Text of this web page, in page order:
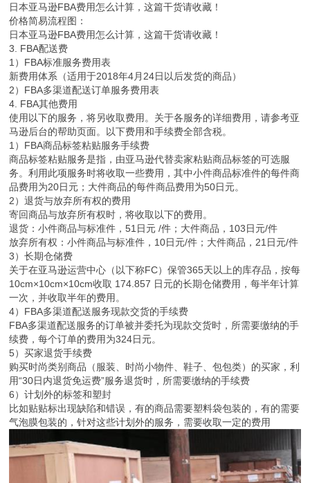
日本亚马逊FBA费用怎么计算，这篇干货请收藏！
价格简易流程图：
日本亚马逊FBA费用怎么计算，这篇干货请收藏！
3. FBA配送费
1）FBA标准服务费用表
新费用体系（适用于2018年4月24日以后发货的商品）
2）FBA多渠道配送订单服务费用表
4. FBA其他费用
使用以下的服务，将另收取费用。关于各服务的详细费用，请参考亚
马逊后台的帮助页面。以下费用和手续费全部含税。
1）FBA商品标签粘贴服务手续费
商品标签粘贴服务是指，由亚马逊代替卖家粘贴商品标签的可选服
务。利用此项服务时将收取一些费用，其中小件商品标准件的每件商
品费用为20日元；大件商品的每件商品费用为50日元。
2）退货与放弃所有权的费用
寄回商品与放弃所有权时，将收取以下的费用。
退货：小件商品与标准件，51日元 /件；大件商品，103日元/件
放弃所有权：小件商品与标准件，10日元/件；大件商品，21日元/件
3）长期仓储费
关于在亚马逊运营中心（以下称FC）保管365天以上的库存品，按每
10cm×10cm×10cm收取 174.857 日元的长期仓储费用，每半年计算
一次，并收取半年的费用。
4）FBA多渠道配送服务现款交货的手续费
FBA多渠道配送服务的订单被并委托为现款交货时，所需要缴纳的手
续费，每个订单的费用为324日元。
5）买家退货手续费
购买时尚类别商品（服装、时尚小物件、鞋子、包包类）的买家，利
用“30日内退货免运费”服务退货时，所需要缴纳的手续费
6）计划外的标签和塑封
比如贴贴标出现缺陷和错误，有的商品需要塑料袋包装的，有的需要
气泡膜包装的，针对这些计划外的服务，需要收取一定的费用